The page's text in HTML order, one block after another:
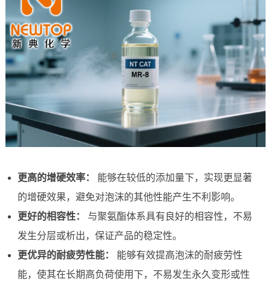
更高的增硬效率：
能够在较低的添加量下，实现更显著
的增硬效果，避免对泡沫的其他性能产生不利影响。
更好的相容性：
与聚氨酯体系具有良好的相容性，不易
发生分层或析出，保证产品的稳定性。
更优异的耐疲劳性能：
能够有效提高泡沫的耐疲劳性
能，使其在长期高负荷使用下，不易发生永久变形或性